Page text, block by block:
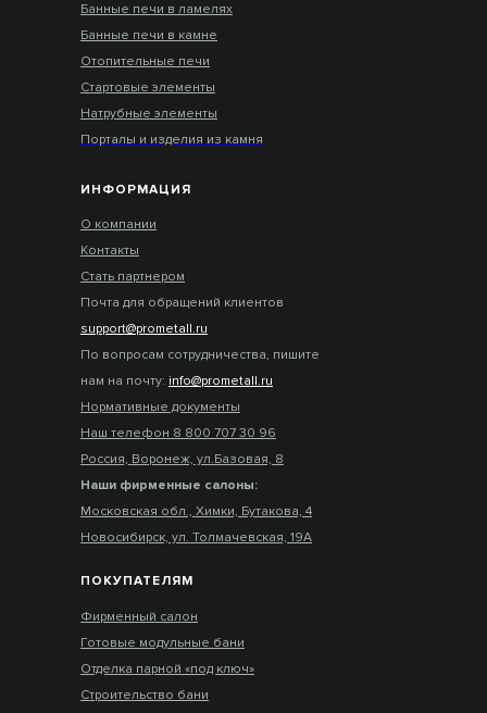
Банные печи в ламелях
Банные печи в камне
Отопительные печи
Стартовые элементы
Натрубные элементы
Порталы и изделия из камня
ИНФОРМАЦИЯ
О компании
Контакты
Стать партнером
Почта для обращений клиентов
support@prometall.ru
По вопросам сотрудничества, пишите
нам на почту: info@prometall.ru
Нормативные документы
Наш телефон 8 800 707 30 96
Россия, Воронеж, ул.Базовая, 8
Наши фирменные салоны:
Московская обл., Химки, Бутакова, 4
Новосибирск, ул. Толмачевская, 19А
ПОКУПАТЕЛЯМ
Фирменный салон
Готовые модульные бани
Отделка парной «под ключ»
Строительство бани